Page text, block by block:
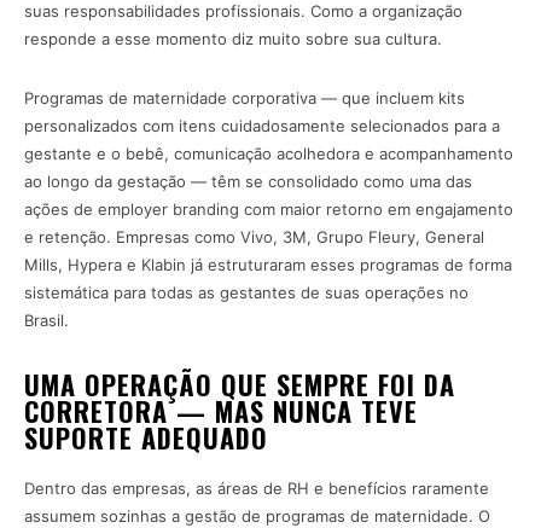
suas responsabilidades profissionais. Como a organização
responde a esse momento diz muito sobre sua cultura.
Programas de maternidade corporativa — que incluem kits
personalizados com itens cuidadosamente selecionados para a
gestante e o bebê, comunicação acolhedora e acompanhamento
ao longo da gestação — têm se consolidado como uma das
ações de employer branding com maior retorno em engajamento
e retenção. Empresas como Vivo, 3M, Grupo Fleury, General
Mills, Hypera e Klabin já estruturaram esses programas de forma
sistemática para todas as gestantes de suas operações no
Brasil.
UMA OPERAÇÃO QUE SEMPRE FOI DA
CORRETORA — MAS NUNCA TEVE
SUPORTE ADEQUADO
Dentro das empresas, as áreas de RH e benefícios raramente
assumem sozinhas a gestão de programas de maternidade. O